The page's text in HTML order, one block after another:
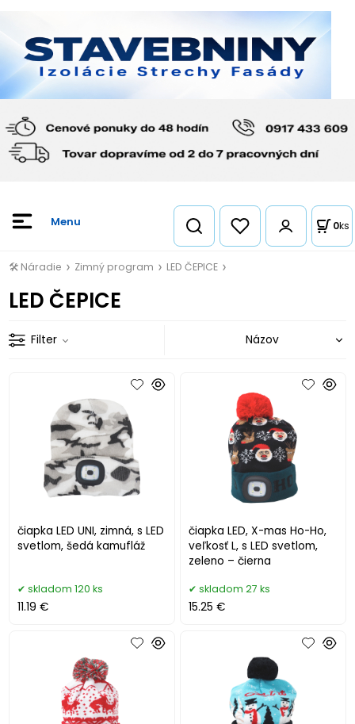
0ks
🛠️ Náradie Zimný program LED ČEPICE
LED ČEPICE
Filter
čiapka LED UNI, zimná, s LED
svetlom, šedá kamufláž
skladom 120 ks
11.19 €
čiapka LED, X-mas Ho-Ho,
veľkosť L, s LED svetlom,
zeleno – čierna
skladom 27 ks
15.25 €